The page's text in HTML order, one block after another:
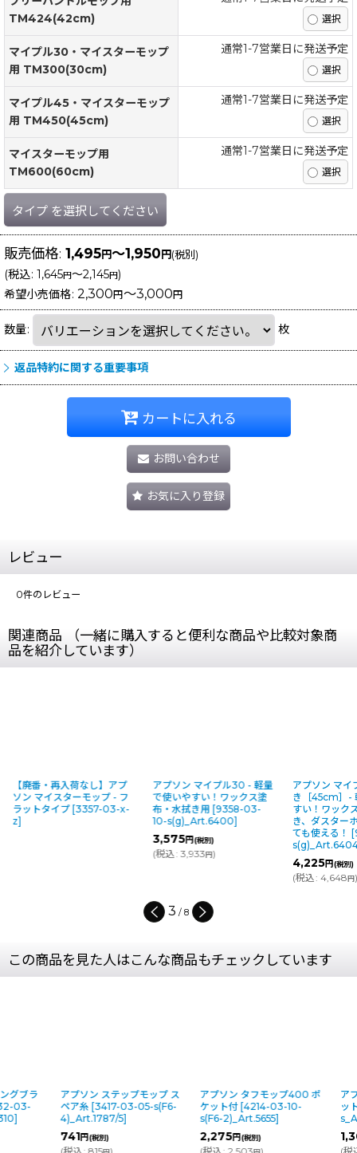
TM424(42cm)
マイプル30・マイスターモップ
用 TM300(30cm)
通常1-7営業日に発送予定
マイプル45・マイスターモップ
用 TM450(45cm)
通常1-7営業日に発送予定
マイスターモップ用
TM600(60cm)
通常1-7営業日に発送予定
タイプ を選択してください
販売価格: 1,495円～1,950円(税別)
(税込: 1,645円～2,145円)
希望小売価格: 2,300 円 ～3,000 円
数量: 枚
返品特約に関する重要事項
カートに入れる
お問い合わせ
お気に入り登録
レビュー
0件のレビュー
関連商品 （一緒に購入すると便利な商品や比較対象商
品を紹介しています）
【廃番・再入荷なし】アプ
ソン マイスターモップ - フ
ラットタイプ [3357-03-x-
z]
アプソン マイプル30 - 軽量
で使いやすい！ワックス塗
布・水拭き用 [9358-03-
10-s(g)_Art.6400]
3,575円(税別)
(税込: 3,933円)
アプソン マイ
き［45cm］-
すい！ワック
き、ダスター
ても使える！ [
4,225円(税別)
(税込: 4,648円)
3 / 8
この商品を見た人はこんな商品もチェックしています
アプソン ステップモップ ス
ペア糸
3417-03-05-s(F6-
4)_Art.1787/5]
(税別)
アプソン タフモップ400 ポ
ケット付
4214-03-10-
s(F6-2)_Art.5655]
(税別)
アプソン ソフ
ットタイプ） [
s_Art.3625]
～